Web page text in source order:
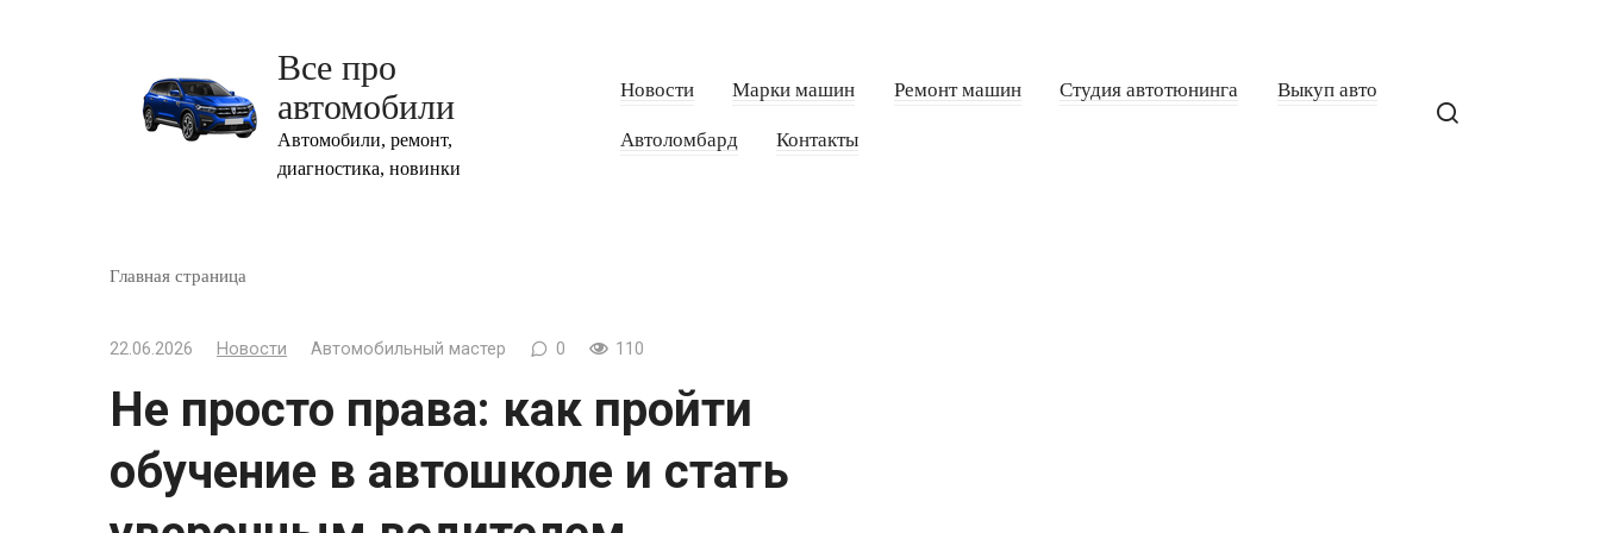
Все про
автомобили
Автомобили, ремонт,
диагностика, новинки
Новости Марки машин Ремонт машин Студия автотюнинга Выкуп авто
Автоломбард Контакты
Главная страница
22.06.2026 Новости Автомобильный мастер 0 110
Не просто права: как пройти
обучение в автошколе и стать